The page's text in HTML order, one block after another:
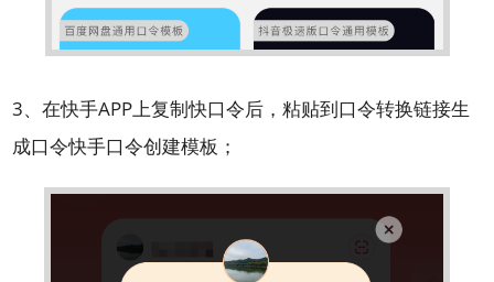
3、在快手APP上复制快口令后，粘贴到口令转换链接生
成口令快手口令创建模板；